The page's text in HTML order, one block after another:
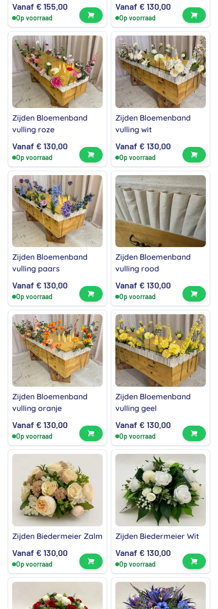
Vanaf €155,00
Op voorraad Bekijk product
Vanaf €130,00
Op voorraad
Zijden Bloemenband
vulling roze
Vanaf €130,00
Op voorraad Bekijk product
Zijden Bloemenband
vulling wit
Vanaf €130,00
Op voorraad
Zijden Bloemenband
vulling paars
Vanaf €130,00
Op voorraad Bekijk product
Zijden Bloemenband
vulling rood
Vanaf €130,00
Op voorraad
Zijden Bloemenband
vulling oranje
Vanaf €130,00
Op voorraad Bekijk product
Zijden Bloemenband
vulling geel
Vanaf €130,00
Op voorraad
Zijden Biedermeier Zalm
Vanaf €130,00
Op voorraad Bekijk product
Zijden Biedermeier Wit
Vanaf €130,00
Op voorraad